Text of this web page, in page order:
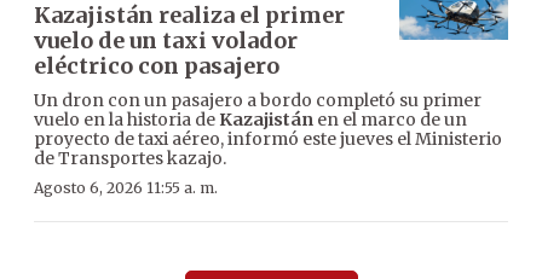
Kazajistán realiza el primer
vuelo de un taxi volador
eléctrico con pasajero
Un dron con un pasajero a bordo completó su primer
vuelo en la historia de Kazajistán en el marco de un
proyecto de taxi aéreo, informó este jueves el Ministerio
de Transportes kazajo.
Agosto 6, 2026 11:55 a. m.